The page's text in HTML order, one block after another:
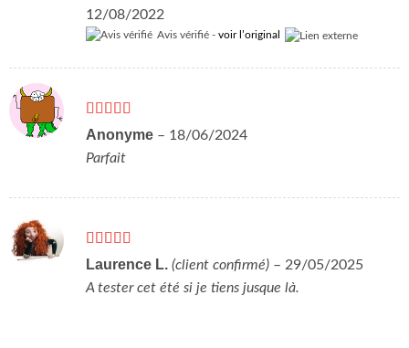
12/08/2022
Avis vérifié - voir l’original
Note5sur 5
Anonyme – 18/06/2024
Parfait
Note5sur 5
Laurence L. (client confirmé) – 29/05/2025
A tester cet été si je tiens jusque là.